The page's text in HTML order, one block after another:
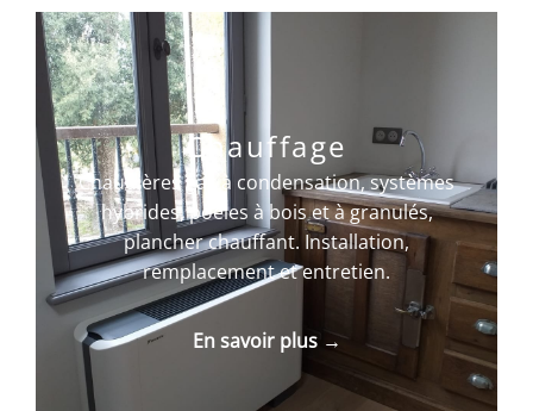
Chauffage
Chaudières gaz à condensation, systèmes
hybrides, poêles à bois et à granulés,
plancher chauffant. Installation,
remplacement et entretien.
En savoir plus →